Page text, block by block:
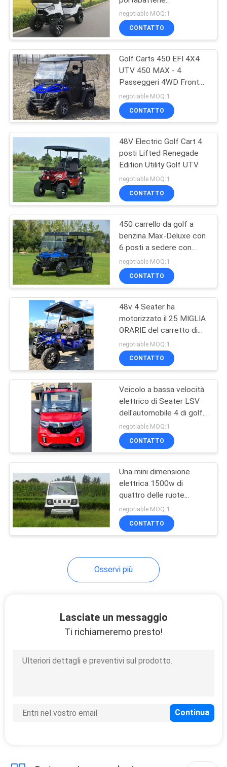
MAPPA
DEL
SITO
POLITICA
SULLA
PRIVACY
gioventù che corre
atv
Carrozzino dei go-
kart
183
Motorino di motore
adulto
Mini motorino della
bici
motociclo del
selettore rotante
250cc
Motociclo della bici
potenza
48V/4000W,150A
batteria al litio
negotiable MOQ:1
CONTATTO
Golf Carts 450 EFI 4X4
UTV 450 MAX - 4
Passeggeri 4WD Fronte
E Differenziale
Posteriore Con Arco di
bilanciamento del motore
negotiable MOQ:1
CONTATTO
48V Electric Golf Cart 4
posti Lifted Renegade
Edition Utility Golf UTV
negotiable MOQ:1
CONTATTO
450 carrello da golf a
benzina Max-Deluxe con
6 posti a sedere con
parabrezza e copertura
negotiable MOQ:1
CONTATTO
48v 4 Seater ha
motorizzato il 25 MIGLIA
ORARIE del carretto di
golf il più velocemente
negotiable MOQ:1
CONTATTO
Veicolo a bassa velocità
elettrico di Seater LSV
dell'automobile 4 di golf
dei freni a disco 1500w
negotiable MOQ:1
CONTATTO
Una mini dimensione
elettrica 1500w di
quattro delle ruote
carretti di golf con più
della gamma di 500km
negotiable MOQ:1
CONTATTO
Osservi più
Lasciate un messaggio
Ti richiameremo presto!